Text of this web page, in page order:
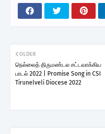
OLDER
நெல்லைத் திருமண்டல சட்டவாக்கிய
பாடல் 2022 | Promise Song in CSI
Tirunelveli Diocese 2022